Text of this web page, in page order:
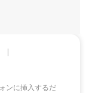
ンに挿入するだ